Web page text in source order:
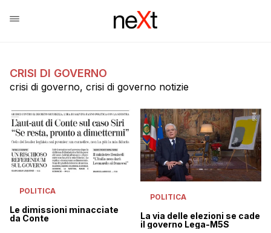
CRISI DI GOVERNO
crisi di governo, crisi di governo notizie
POLITICA
Le dimissioni minacciate
da Conte
POLITICA
La via delle elezioni se cade
il governo Lega-M5S